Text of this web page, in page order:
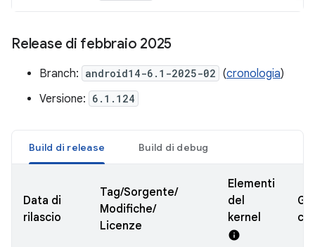
Release di febbraio 2025
Branch: android14-6.1-2025-02 (cronologia)
Versione: 6.1.124
Build di release Build di debug
Data di
rilascio
Tag/Sorgente/
Modifiche/
Licenze
Elementi
del
kernel
info
GKI